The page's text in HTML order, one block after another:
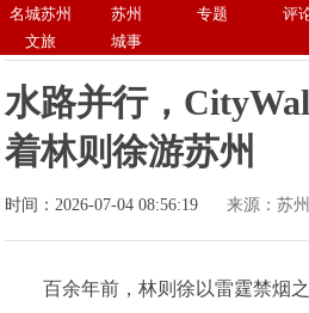
名城苏州 苏州 专题 评
文旅
城事
水路并行，
着林则徐游苏州
时间：2026-07-04 08:56:19 来源：苏
百余年前，林则徐以雷霆禁烟之